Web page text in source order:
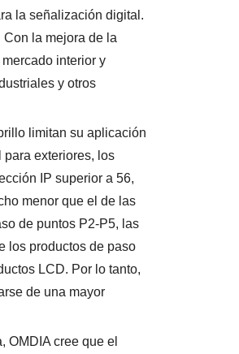
la señalización digital.
la mejora de la
interior y
y otros
limitan su aplicación
exteriores, los
IP superior a 56,
menor que el de las
de puntos P2-P5, las
los productos de paso
LCD. Por lo tanto,
de una mayor
OMDIA cree que el